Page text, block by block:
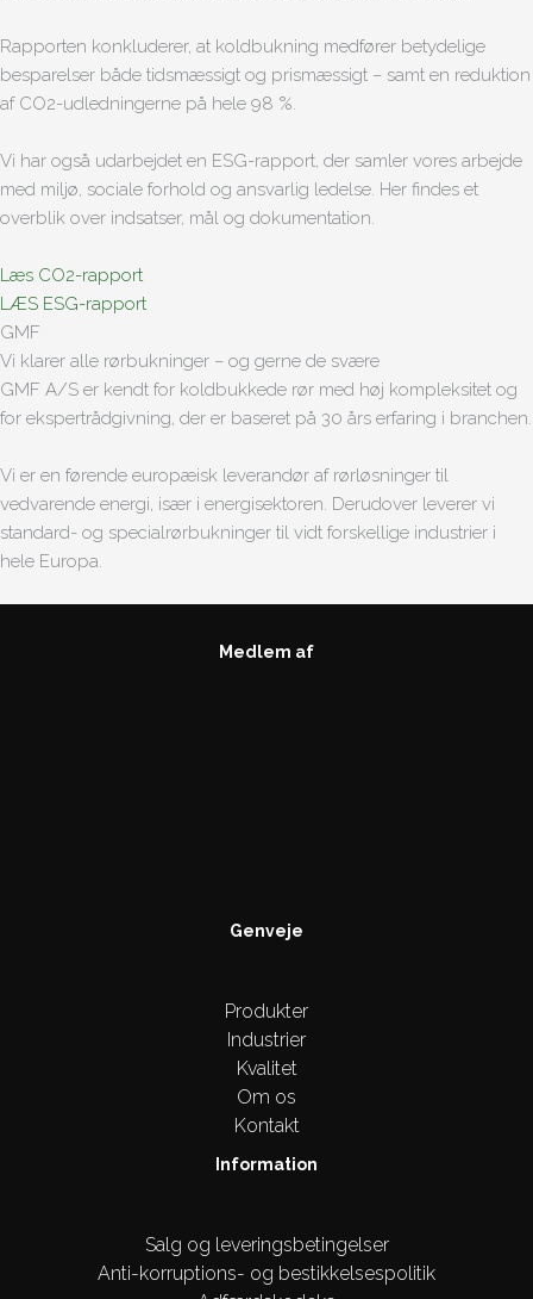
Rapporten konkluderer, at koldbukning medfører betydelige
besparelser både tidsmæssigt og prismæssigt – samt en reduktion
af CO2-udledningerne på hele 98 %.
Vi har også udarbejdet en ESG-rapport, der samler vores arbejde
med miljø, sociale forhold og ansvarlig ledelse. Her findes et
overblik over indsatser, mål og dokumentation.
Læs CO2-rapport
LÆS ESG-rapport
GMF
Vi klarer alle rørbukninger – og gerne de svære
GMF A/S er kendt for koldbukkede rør med høj kompleksitet og
for ekspertrådgivning, der er baseret på 30 års erfaring i branchen.
Vi er en førende europæisk leverandør af rørløsninger til
vedvarende energi, især i energisektoren. Derudover leverer vi
standard- og specialrørbukninger til vidt forskellige industrier i
hele Europa.
Medlem af
Genveje
Produkter
Industrier
Kvalitet
Om os
Kontakt
Information
Salg og leveringsbetingelser
Anti-korruptions- og bestikkelsespolitik